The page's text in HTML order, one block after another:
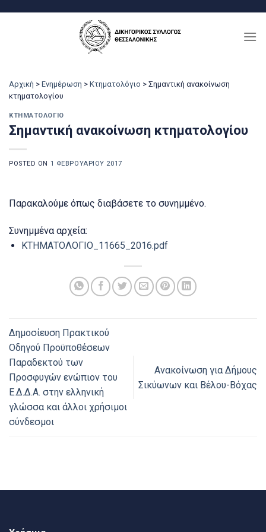
Αρχική > Ενημέρωση > Κτηματολόγιο > Σημαντική ανακοίνωση
κτηματολογίου
ΚΤΗΜΑΤΟΛΌΓΙΟ
Σημαντική ανακοίνωση κτηματολογίου
POSTED ON 1 ΦΕΒΡΟΥΑΡΊΟΥ 2017
Παρακαλούμε όπως διαβάσετε το συνημμένο.
Συνημμένα αρχεία:
ΚΤΗΜΑΤΟΛΟΓΙΟ_11665_2016.pdf
Δημοσίευση Πρακτικού
Οδηγού Προϋποθέσεων
Παραδεκτού των
Προσφυγών ενώπιον του
Ε.Δ.Δ.Α. στην ελληνική
γλώσσα και άλλοι χρήσιμοι
σύνδεσμοι
Ανακοίνωση για Δήμους
Σικύωνων και Βέλου-Βόχας